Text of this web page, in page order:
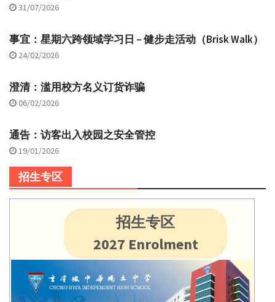
31/07/2026
事宜：星期六跨领域学习日 – 健步走活动（Brisk Walk）
24/02/2026
澄清：滥用校方名义订货诈骗
06/02/2026
通告：访客出入校园之安全管控
19/01/2026
招生专区
招生专区
2027 Enrolment